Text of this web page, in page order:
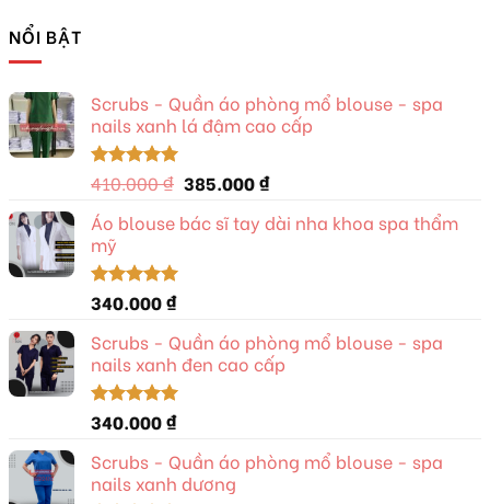
NỔI BẬT
Scrubs - Quần áo phòng mổ blouse - spa
nails xanh lá đậm cao cấp
Được xếp
5 sao
410.000₫ Giá
là:
385.000₫Giá
tại
Áo blouse bác sĩ tay dài nha khoa spa thẩm
mỹ
Được xếp
hạng 5.00
5 sao
340.000₫
Scrubs - Quần áo phòng mổ blouse - spa
nails xanh đen cao cấp
Được xếp
hạng 5.00
5 sao
340.000₫
Scrubs - Quần áo phòng mổ blouse - spa
nails xanh dương